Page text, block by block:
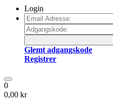
Login
Glemt adgangskode
Registrer
0
0,00 kr